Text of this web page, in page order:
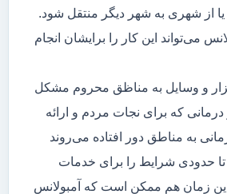
از شهری به شهر دیگر منتقل شود.
می‌تواند این کار را برایشان انجام
ابزار و وسایل به مناظق محروم مشکل
که برای نجات مردم و ارائه
به مناطق دور افتاده می‌روند
تا حدودی شرایط را برای خدمات
این زمان هم ممکن است که آمبولانس